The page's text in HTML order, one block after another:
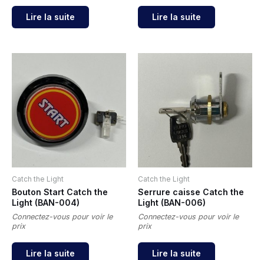
Lire la suite Lire la suite
Catch the Light
Bouton Start Catch the
Light (BAN-004)
Connectez-vous pour voir le
prix
Lire la suite
Catch the Light
Serrure caisse Catch the
Light (BAN-006)
Connectez-vous pour voir le
prix
Lire la suite